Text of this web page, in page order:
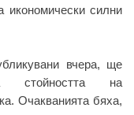
икономически силни
вчера, ще
стойността на
Очакванията бяха,